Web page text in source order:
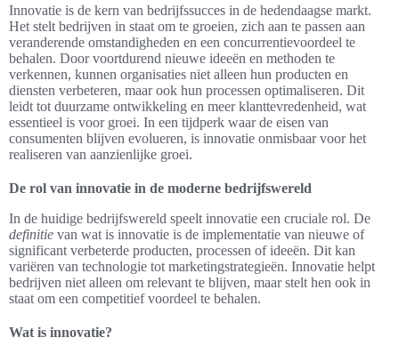
Innovatie is de kern van bedrijfssucces in de hedendaagse markt.
Het stelt bedrijven in staat om te groeien, zich aan te passen aan
veranderende omstandigheden en een concurrentievoordeel te
behalen. Door voortdurend nieuwe ideeën en methoden te
verkennen, kunnen organisaties niet alleen hun producten en
diensten verbeteren, maar ook hun processen optimaliseren. Dit
leidt tot duurzame ontwikkeling en meer klanttevredenheid, wat
essentieel is voor groei. In een tijdperk waar de eisen van
consumenten blijven evolueren, is innovatie onmisbaar voor het
realiseren van aanzienlijke groei.
De rol van innovatie in de moderne bedrijfswereld
In de huidige bedrijfswereld speelt innovatie een cruciale rol. De
definitie van wat is innovatie is de implementatie van nieuwe of
significant verbeterde producten, processen of ideeën. Dit kan
variëren van technologie tot marketingstrategieën. Innovatie helpt
bedrijven niet alleen om relevant te blijven, maar stelt hen ook in
staat om een competitief voordeel te behalen.
Wat is innovatie?